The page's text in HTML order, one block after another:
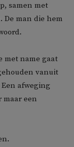
samen met
De man die hem
met name gaat
vanuit
afweging
maar een